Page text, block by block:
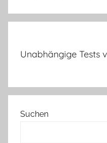
Unabhängige Tests
Suchen